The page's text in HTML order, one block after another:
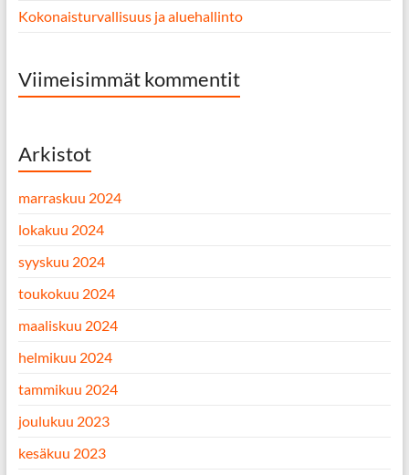
Kokonaisturvallisuus ja aluehallinto
Viimeisimmät kommentit
Arkistot
marraskuu 2024
lokakuu 2024
syyskuu 2024
toukokuu 2024
maaliskuu 2024
helmikuu 2024
tammikuu 2024
joulukuu 2023
kesäkuu 2023